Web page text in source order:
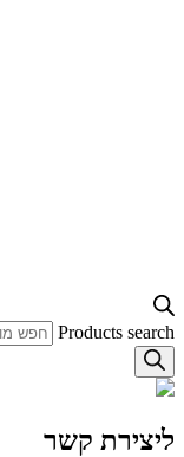
Products search
ליצירת קשר